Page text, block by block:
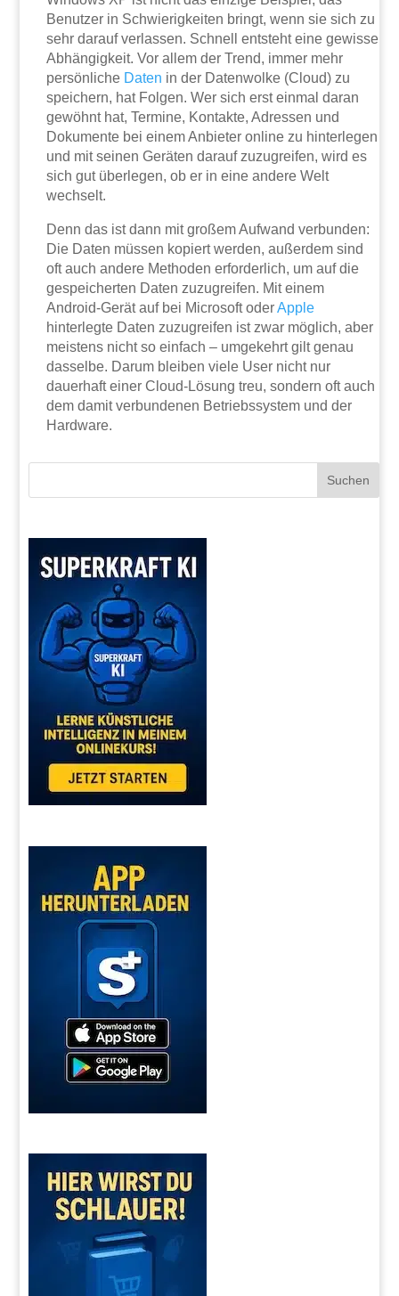
Benutzer in Schwierigkeiten bringt, wenn sie sich zu
sehr darauf verlassen. Schnell entsteht eine gewisse
Abhängigkeit. Vor allem der Trend, immer mehr
persönliche Daten in der Datenwolke (Cloud) zu
speichern, hat Folgen. Wer sich erst einmal daran
gewöhnt hat, Termine, Kontakte, Adressen und
Dokumente bei einem Anbieter online zu hinterlegen
und mit seinen Geräten darauf zuzugreifen, wird es
sich gut überlegen, ob er in eine andere Welt
wechselt.
Denn das ist dann mit großem Aufwand verbunden:
Die Daten müssen kopiert werden, außerdem sind
oft auch andere Methoden erforderlich, um auf die
gespeicherten Daten zuzugreifen. Mit einem
Android-Gerät auf bei Microsoft oderApple
hinterlegte Daten zuzugreifen ist zwar möglich, aber
meistens nicht so einfach – umgekehrt gilt genau
dasselbe. Darum bleiben viele User nicht nur
dauerhaft einer Cloud-Lösung treu, sondern oft auch
dem damit verbundenen Betriebssystem und der
Hardware.